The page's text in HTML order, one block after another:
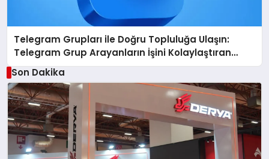
Telegram Grupları ile Doğru Topluluğa Ulaşın:
Telegram Grup Arayanların İşini Kolaylaştıran
Çözüm
Son Dakika